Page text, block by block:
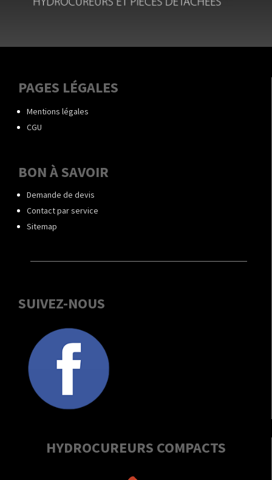
PAGES LÉGALES
Mentions légales
CGU
BON À SAVOIR
Demande de devis
Contact par service
Sitemap
SUIVEZ-NOUS
HYDROCUREURS COMPACTS